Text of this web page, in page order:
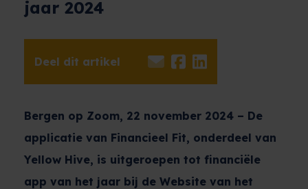
jaar 2024
Deel dit artikel
Bergen op Zoom, 22 november 2024 – De
applicatie van Financieel Fit, onderdeel van
Yellow Hive, is uitgeroepen tot financiële
app van het jaar bij de Website van het